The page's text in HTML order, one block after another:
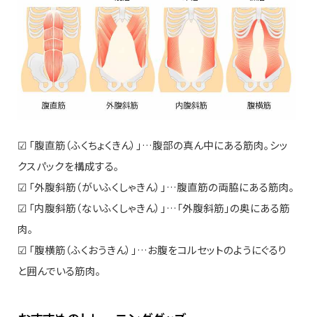
☑ 「腹直筋（ふくちょくきん）」…腹部の真ん中にある筋肉。シッ
クスパックを構成する。
☑ 「外腹斜筋（がいふくしゃきん）」…腹直筋の両脇にある筋肉。
☑ 「内腹斜筋（ないふくしゃきん）」…「外腹斜筋」の奥にある筋
肉。
☑ 「腹横筋（ふくおうきん）」…お腹をコルセットのようにぐるり
と囲んでいる筋肉。